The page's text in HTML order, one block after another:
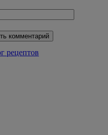
комментарий
рецептов